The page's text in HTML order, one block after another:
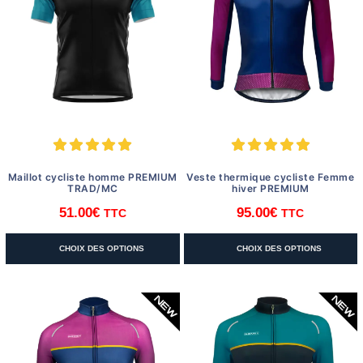
peuvent
choisies
page
produit
peuvent
choisies
la
page
produit
Maillot cycliste homme PREMIUM
TRAD/MC
51.00€ TTC
CHOIX DES OPTIONS
Ce
produit
plusieurs
variations.
Les
Veste thermique cycliste Femme
hiver PREMIUM
95.00€ TTC
CHOIX DES OPTIONS
Ce
produit
plusieurs
variations.